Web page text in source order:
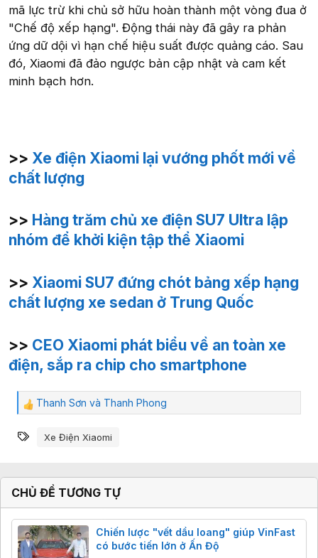
mã lực trừ khi chủ sở hữu hoàn thành một vòng đua ở
"Chế độ xếp hạng". Động thái này đã gây ra phản
ứng dữ dội vì hạn chế hiệu suất được quảng cáo. Sau
đó, Xiaomi đã đảo ngược bản cập nhật và cam kết
minh bạch hơn.
>> Xe điện Xiaomi lại vướng phốt mới về
chất lượng
>> Hàng trăm chủ xe điện SU7 Ultra lập
nhóm để khởi kiện tập thể Xiaomi
>> Xiaomi SU7 đứng chót bảng xếp hạng
chất lượng xe sedan ở Trung Quốc
>> CEO Xiaomi phát biểu về an toàn xe
điện, sắp ra chip cho smartphone
C
m
c
:
Thanh Sơn và Thanh Phong
Từ khóa
Xe Điện Xiaomi
CHỦ ĐỀ TƯƠNG TỰ
Chiến lược "vết dầu loang" giúp VinFast
có bước tiến lớn ở Ấn Độ